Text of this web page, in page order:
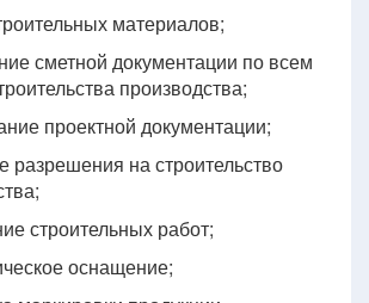
материалов;
сметной документации по всем
производства;
проектной документации;
разрешения на строительство
строительных работ;
оснащение;